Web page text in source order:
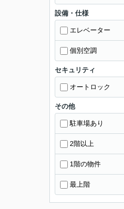
設備・仕様
エレベーター
個別空調
セキュリティ
オートロック
その他
駐車場あり
2階以上
1階の物件
最上階